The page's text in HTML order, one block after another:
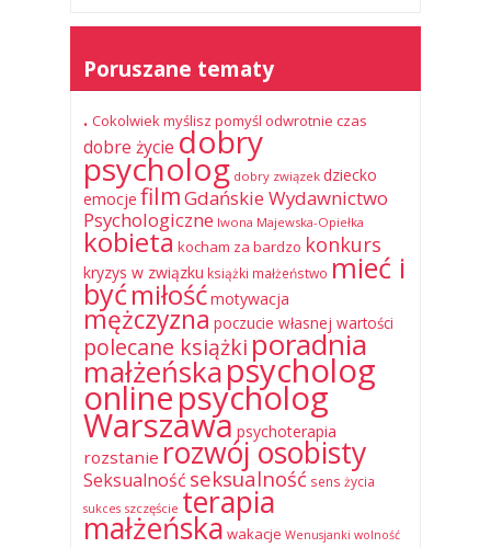
Poruszane tematy
. Cokolwiek myślisz pomyśl odwrotnie czas
dobre życiedobry
psycholog dobry związek dziecko
emocje filmGdańskie Wydawnictwo
Psychologiczne Iwona Majewska-Opiełka
kobieta kocham za bardzo konkurs
kryzys w związku książki małżeństwo mieć i
byćmiłośćmotywacja
mężczyzna poczucie własnej wartości
polecane książki poradnia
małżeńskapsycholog
onlinepsycholog
Warszawa psychoterapia
rozstanie rozwój osobisty
Seksualność seksualność sens życia
sukces szczęście terapia
małżeńska wakacje Wenusjanki wolność